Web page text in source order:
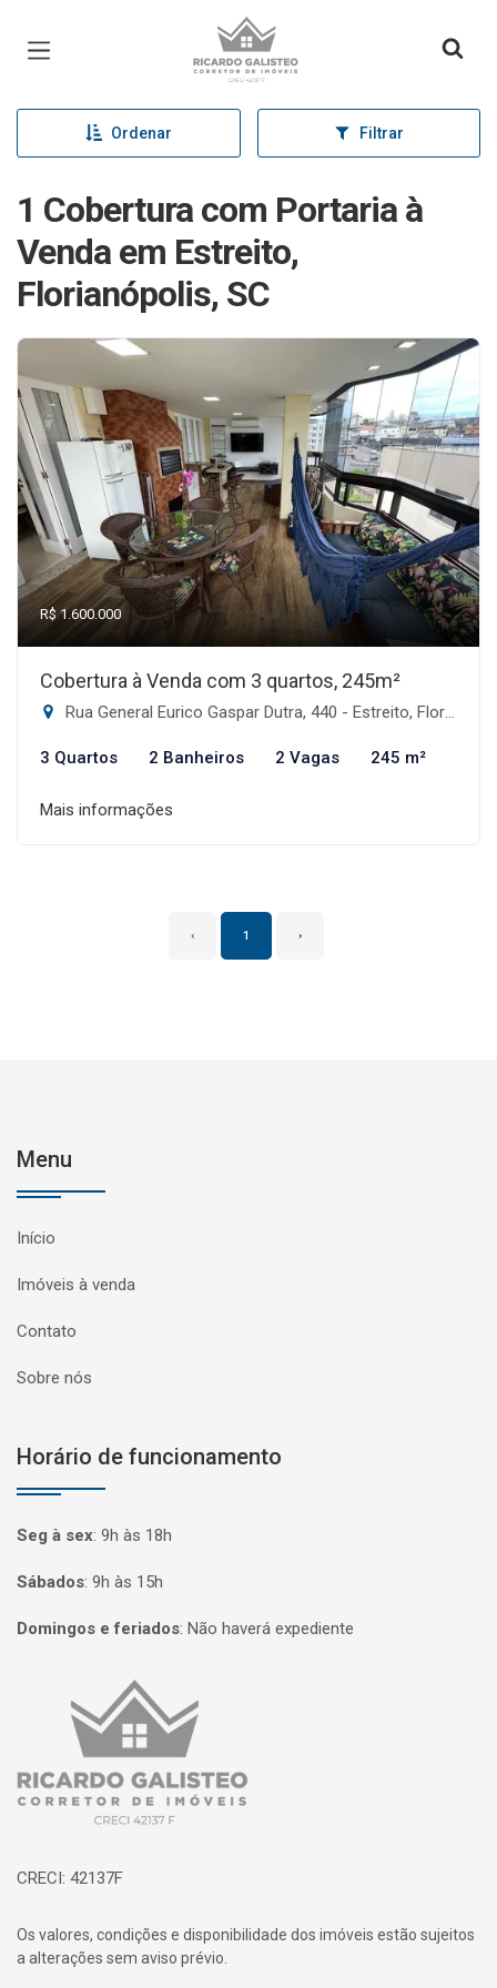
Página inicial
Ordenar Filtrar
1 Cobertura com Portaria à
Venda em Estreito,
Florianópolis, SC
R$ 1.600.000
Cobertura à Venda com 3 quartos, 245m²
Rua General Eurico Gaspar Dutra, 440 - Estreito, Florianópolis-SC
3 Quartos 2 Banheiros 2 Vagas 245 m²
Mais informações
‹ 1 ›
Menu
Início
Imóveis à venda
Contato
Sobre nós
Horário de funcionamento
Seg à sex: 9h às 18h
Sábados: 9h às 15h
Domingos e feriados: Não haverá expediente
Página inicial
CRECI: 42137F
Os valores, condições e disponibilidade dos imóveis estão sujeitos
a alterações sem aviso prévio.